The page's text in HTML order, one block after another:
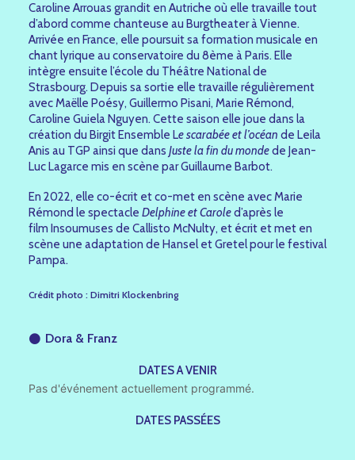
Caroline Arrouas grandit en Autriche où elle travaille tout
d’abord comme chanteuse au Burgtheater à Vienne.
Arrivée en France, elle poursuit sa formation musicale en
chant lyrique au conservatoire du 8ème à Paris. Elle
intègre ensuite l’école du Théâtre National de
Strasbourg. Depuis sa sortie elle travaille régulièrement
avec Maëlle Poésy, Guillermo Pisani, Marie Rémond,
Caroline Guiela Nguyen. Cette saison elle joue dans la
création du Birgit Ensemble Le scarabée et l’océan de Leila
Anis au TGP ainsi que dans Juste la fin du mondede Jean-
Luc Lagarce mis en scène par Guillaume Barbot.
En 2022, elle co-écrit et co-met en scène avec Marie
Rémond le spectacle Delphine et Caroled’après le
film Insoumuses de Callisto McNulty, et écrit et met en
scène une adaptation de Hansel et Gretel pour le festival
Pampa.
Crédit photo : Dimitri Klockenbring
Dora & Franz
DATES A VENIR
Pas d'événement actuellement programmé.
DATES PASSÉES